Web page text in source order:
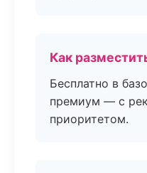
Как
Бесплатно в
премиум — с
приоритетом.